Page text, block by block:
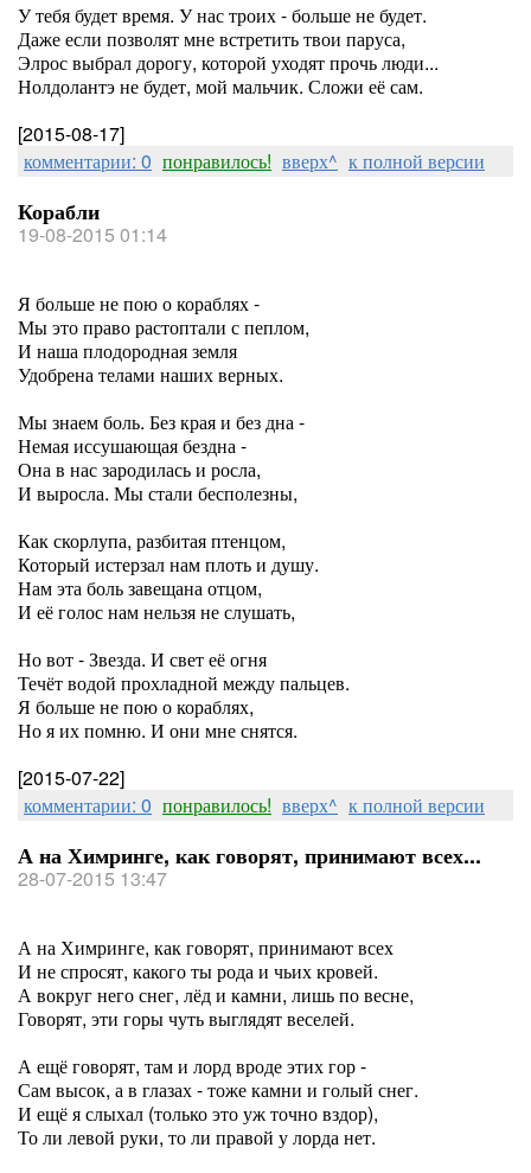
У тебя будет время. У нас троих - больше не будет.
Даже если позволят мне встретить твои паруса,
Элрос выбрал дорогу, которой уходят прочь люди...
Нолдолантэ не будет, мой мальчик. Сложи её сам.
[2015-08-17]
комментарии: 0 понравилось! вверх^ к полной версии
Корабли
19-08-2015 01:14
Я больше не пою о кораблях -
Мы это право растоптали с пеплом,
И наша плодородная земля
Удобрена телами наших верных.
Мы знаем боль. Без края и без дна -
Немая иссушающая бездна -
Она в нас зародилась и росла,
И выросла. Мы стали бесполезны,
Как скорлупа, разбитая птенцом,
Который истерзал нам плоть и душу.
Нам эта боль завещана отцом,
И её голос нам нельзя не слушать,
Но вот - Звезда. И свет её огня
Течёт водой прохладной между пальцев.
Я больше не пою о кораблях,
Но я их помню. И они мне снятся.
[2015-07-22]
комментарии: 0 понравилось! вверх^ к полной версии
А на Химринге, как говорят, принимают всех...
28-07-2015 13:47
А на Химринге, как говорят, принимают всех
И не спросят, какого ты рода и чьих кровей.
А вокруг него снег, лёд и камни, лишь по весне,
Говорят, эти горы чуть выглядят веселей.
А ещё говорят, там и лорд вроде этих гор -
Сам высок, а в глазах - тоже камни и голый снег.
И ещё я слыхал (только это уж точно вздор),
То ли левой руки, то ли правой у лорда нет.